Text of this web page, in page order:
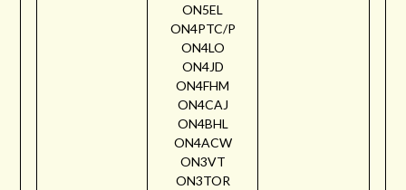
ON5EL
ON4PTC/P
ON4LO
ON4JD
ON4FHM
ON4CAJ
ON4BHL
ON4ACW
ON3VT
ON3TOR